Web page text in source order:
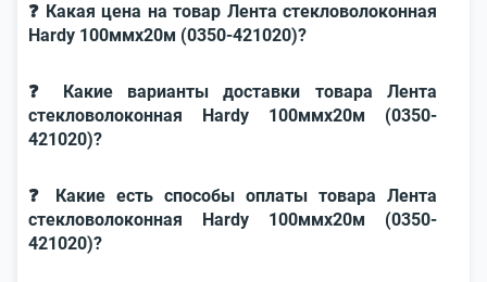
❓ Какая цена на товар Лента стекловолоконная
Hardy 100ммх20м (0350-421020)?
❓ Какие варианты доставки товара Лента
стекловолоконная Hardy 100ммх20м (0350-
421020)?
❓ Какие есть способы оплаты товара Лента
стекловолоконная Hardy 100ммх20м (0350-
421020)?